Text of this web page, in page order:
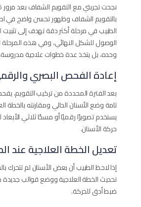
بالتقويم الشفاف وظهور تحسن واضح في
الطبيب في مرحلة أكثر دقة تهدف إلى تثبيت
الوصول للشكل النهائي، وفي هذه المرحلة
وحده، بل يتخذ عدة خطوات علاجية
إعادة الفحص البصري
بعد الفترة المحددة من تركيب التقويم،
تامة وضع الأسنان الحالي ومقارنته بالخطة
يستخدم تصويرًا رقميًا أو مسحًا ثلاثي
حركة الأسنان.
تعديل الخطة العلاجية عند
إذا لاحظ الطبيب أن بعض الأسنان لم تتحرك
تحديث الخطة العلاجية ووضع قوالب
ضبط أدق للحركة.